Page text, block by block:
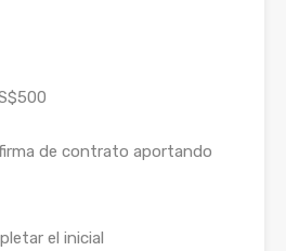
firma de contrato aportando
el inicial